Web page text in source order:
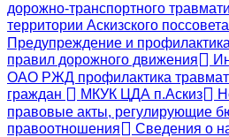
дорожно-транспортного
территории Аскизского поссовета
Предупреждение и
правил дорожного движения
ОАО РЖД профилактика
граждан
МКУК ЦДА п.Аскиз
правовые акты, регулирующие
правоотношения
Сведения о